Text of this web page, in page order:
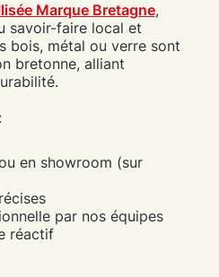
Marque Bretagne,
savoir-faire local et
bois, métal ou verre sont
bretonne, alliant
en showroom (sur
par nos équipes
réactif